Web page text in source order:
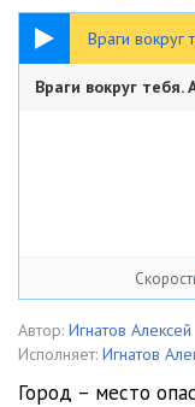
Враги вокруг
20:29
Враги вокруг тебя.
Автор: Игнатов Алексей
Исполняет: Игнатов
Город – место